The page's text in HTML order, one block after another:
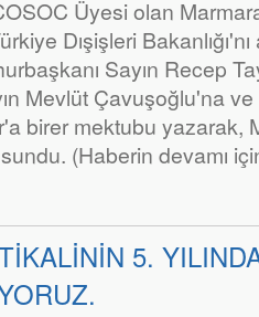
Üyesi olan
Dışişleri Bakanlığı'nı
Sayın Recep
Mevlüt Çavuşoğlu'na
birer mektubu yazarak,
(Haberin devamı
5.